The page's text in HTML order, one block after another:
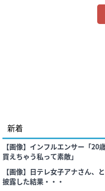
新着
【画像】インフルエンサー「20
買えちゃう私って素敵」
【画像】日テレ女子アナさん、
披露した結果・・・